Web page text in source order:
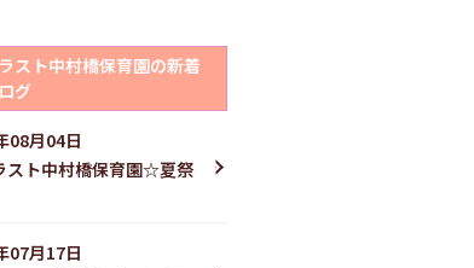
スト中村橋保育園の新着
グ
08月04日
スト中村橋保育園☆夏祭
07月17日